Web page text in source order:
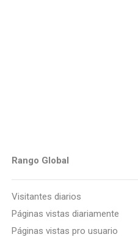
Rango Global
Visitantes diarios
Páginas vistas diariamente
Páginas vistas pro usuario